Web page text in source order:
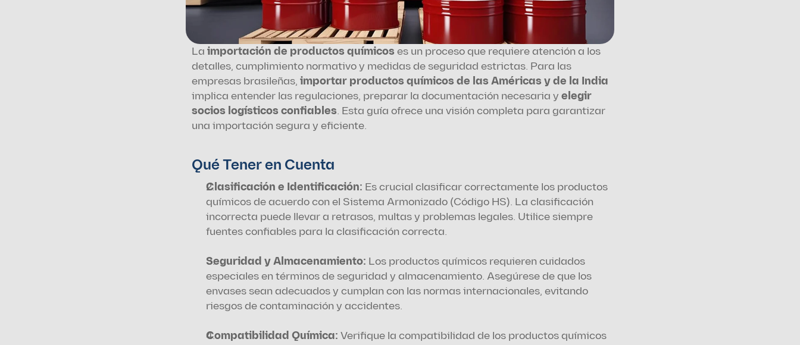
La importación de productos químicos es un proceso que requiere atención a los
detalles, cumplimiento normativo y medidas de seguridad estrictas. Para las
empresas brasileñas, importar productos químicos de las Américas y de la India
implica entender las regulaciones, preparar la documentación necesaria y elegir
socios logísticos confiables. Esta guía ofrece una visión completa para garantizar
una importación segura y eficiente.
Qué Tener en Cuenta
Clasificación e Identificación: Es crucial clasificar correctamente los productos
químicos de acuerdo con el Sistema Armonizado (Código HS). La clasificación
incorrecta puede llevar a retrasos, multas y problemas legales. Utilice siempre
fuentes confiables para la clasificación correcta.
Seguridad y Almacenamiento: Los productos químicos requieren cuidados
especiales en términos de seguridad y almacenamiento. Asegúrese de que los
envases sean adecuados y cumplan con las normas internacionales, evitando
riesgos de contaminación y accidentes.
Compatibilidad Química: Verifique la compatibilidad de los productos químicos